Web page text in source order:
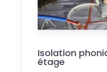
Isolation
étage